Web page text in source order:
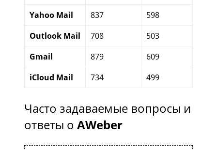
Yahoo Mail
837 598
Outlook Mail
708 503
Gmail
879 609
iCloud Mail
734 499
Часто задаваемые вопросы и
ответы о AWeber